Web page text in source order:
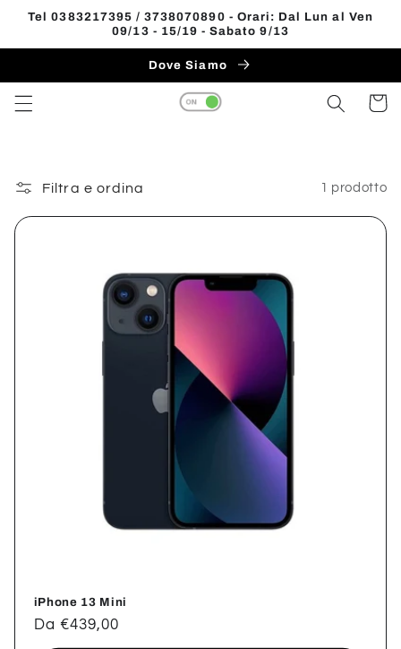
Privacy
Policy
direttamente
Tel 0383217395 / 3738070890 - Orari: Dal Lun al Ven
09/13 - 15/19 - Sabato 9/13
Dove Siamo
Carrello
Filtra e ordina 1 prodotto
iPhone 13 Mini
Prezzo
Da €439,00